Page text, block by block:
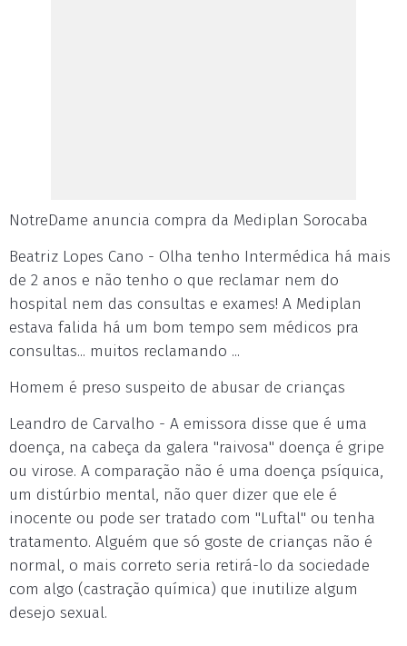
NotreDame anuncia compra da Mediplan Sorocaba
Beatriz Lopes Cano - Olha tenho Intermédica há mais
de 2 anos e não tenho o que reclamar nem do
hospital nem das consultas e exames! A Mediplan
estava falida há um bom tempo sem médicos pra
consultas... muitos reclamando ...
Homem é preso suspeito de abusar de crianças
Leandro de Carvalho - A emissora disse que é uma
doença, na cabeça da galera "raivosa" doença é gripe
ou virose. A comparação não é uma doença psíquica,
um distúrbio mental, não quer dizer que ele é
inocente ou pode ser tratado com "Luftal" ou tenha
tratamento. Alguém que só goste de crianças não é
normal, o mais correto seria retirá-lo da sociedade
com algo (castração química) que inutilize algum
desejo sexual.